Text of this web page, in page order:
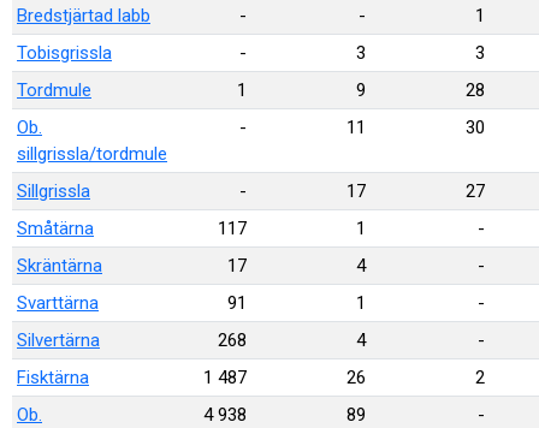
Bredstjärtad labb
- -
1
Tobisgrissla
- 3
3
Tordmule
1 9
28
Ob.
sillgrissla/tordmule
- 11 30
Sillgrissla - 17
27
Småtärna
117 1
-
Skräntärna
17 4
-
Svarttärna
91 1
-
Silvertärna
268 4
-
Fisktärna
1 487 26
2
Ob.
4 938 89 -